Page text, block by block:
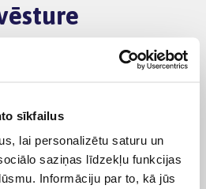
sīkfailus
lai personalizētu saturu un
saziņas līdzekļu funkcijas
Informāciju par to, kā jūs